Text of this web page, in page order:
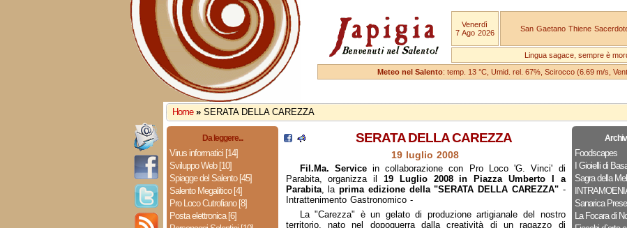
Venerdì
7 Ago 2026
San Gaetano Thiene
Lingua sagace, sempre è
Meteo nel Salento: temp. 13 °C, Umid. rel. 67%, Scirocco (6.69 m/s,
Home » SERATA DELLA CAREZZA
Da leggere...
Virus informatici [14]
Sviluppo Web [10]
Spiagge del Salento [45]
Salento Megalitico [4]
Pro Loco Cutrofiano [8]
Posta elettronica [6]
Foodscapes
I Gioielli di
Sagra della
Sanarica
La Focara di
SERATA DELLA CAREZZA
19 luglio 2008
Fil.Ma. Servicein collaborazione con Pro Loco 'G. Vinci' di
Parabita, organizza il 19 Luglio 2008 in Piazza Umberto I a
Parabita, la prima edizione della "SERATA DELLA CAREZZA"-
Intrattenimento Gastronomico -
La "Carezza" è un gelato di produzione artigianale del nostro
territorio, nato nel dopoguerra dalla creatività di un ragazzo di